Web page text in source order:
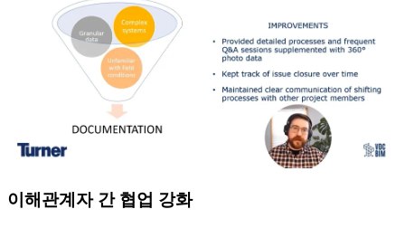
이해관계자 간 협업 강화